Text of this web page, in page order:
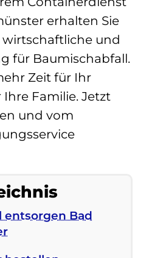
erhalten Sie
wirtschaftliche und
für Baumischabfall.
Zeit für Ihr
Familie. Jetzt
und vom
entsorgen Bad